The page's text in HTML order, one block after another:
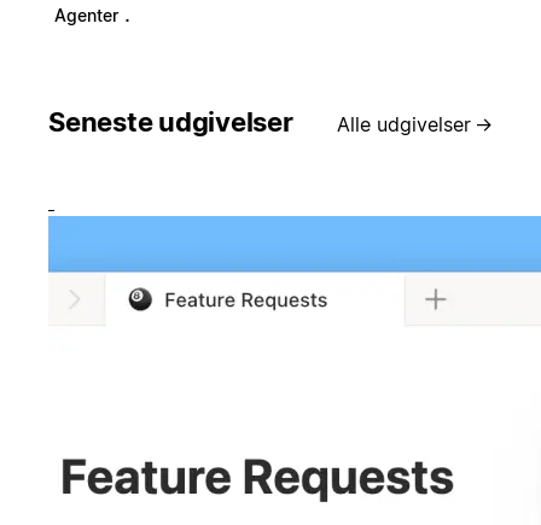
Agenter .
Seneste udgivelser Alle udgivelser →